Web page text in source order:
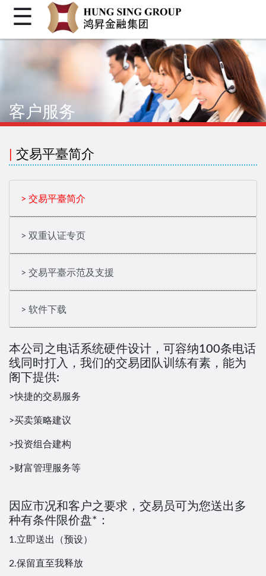
关于我们
机构金融
客户登入
简体
Facebook
☰
客户服务
交易平臺简介
> 交易平臺简介
> 双重认证专页
> 交易平臺示范及支援
> 软件下载
本公司之电话系统硬件设计，可容纳100条电话
线同时打入，我们的交易团队训练有素，能为
阁下提供:
>快捷的交易服务
>买卖策略建议
>投资组合建构
>财富管理服务等
因应市况和客户之要求，交易员可为您送出多
种有条件限价盘*：
1.立即送出（预设）
2.保留直至我释放